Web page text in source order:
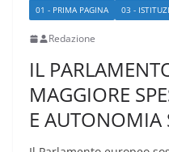
01 - PRIMA PAGINA 03 -
Redazione
IL
MAGGIORE
E AUTONOMIA